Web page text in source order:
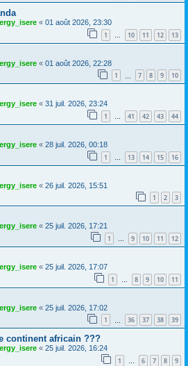
« 01 août 2026, 23:30
1 … 10 11 12 13
« 01 août 2026, 22:28
1 7 8 9 10
« 31 juil. 2026, 23:24
1 … 41 42 43 44
« 28 juil. 2026, 00:18
1 … 13 14 15 16
« 26 juil. 2026, 15:51
1 2 3
« 25 juil. 2026, 17:21
1 … 9 10 11 12
« 25 juil. 2026, 17:07
1 … 8 9 10 11
« 25 juil. 2026, 17:02
1 36 37 38 39
continent africain ???
« 25 juil. 2026, 16:24
1 … 6 7 8 9